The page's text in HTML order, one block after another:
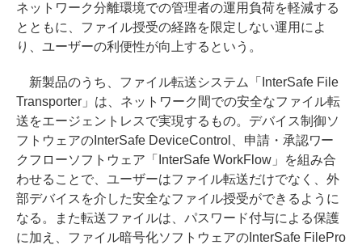
ネットワーク分離環境での管理者の運用負荷を軽減する
とともに、ファイル授受の経路を限定しない運用によ
り、ユーザーの利便性が向上するという。
新製品のうち、ファイル転送システム「InterSafe File
Transporter」は、ネットワーク間での安全なファイル転
送をエージェントレスで実現するもの。デバイス制御ソ
フトウェアのInterSafe DeviceControl、申請・承認ワー
クフローソフトウェア「InterSafe WorkFlow」を組み合
わせることで、ユーザーはファイル転送だけでなく、外
部デバイスを介した安全なファイル授受ができるように
なる。また転送ファイルは、パスワード付与による保護
に加え、ファイル暗号化ソフトウェアのInterSafe FilePro